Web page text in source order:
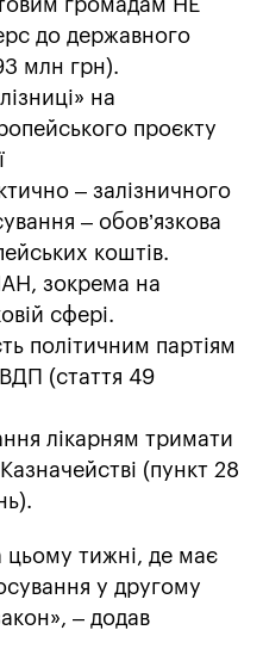
громадам НЕ
до державного
млн грн).
на
проєкту
– залізничного
– обов’язкова
коштів.
зокрема на
сфері.
політичним партіям
(стаття 49
лікарням тримати
(пункт 28
цьому тижні, де має
у другому
– додав